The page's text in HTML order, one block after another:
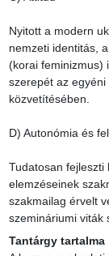
Nyitott a modern
nemzeti identitás,
(korai feminizmus)
szerepét az
közvetítésében.
D) Autonómia és
Tudatosan fejleszti
elemzéseinek
szakmailag érvelt
szemináriumi viták
Tantárgy tartalma